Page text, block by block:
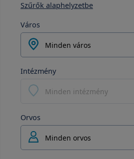
Szűrők alaphelyzetbe
Város
Minden város
Intézmény
Minden intézmény
Orvos
Minden orvos